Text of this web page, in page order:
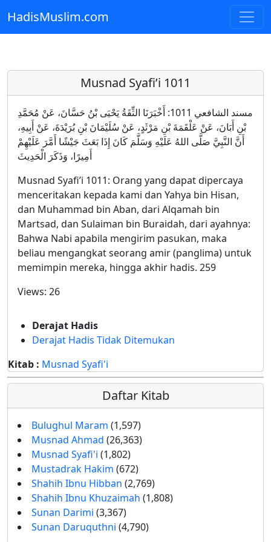
Skip to main content
HadisMuslim.com
Musnad Syafi’i 1011
مسند الشافعي 1011: أَخْبَرَنَا الثِّقَةُ يَحْيَى بْنُ حَسَّانَ، عَنْ مُحَمَّدِ
بْنِ أَبَانَ، عَنْ عَلْقَمَةَ بْنِ مَرْثَدٍ، عَنْ سُلَيْمَانَ بْنِ بُرَيْدَةَ، عَنْ أَبِيهِ،
أَنَّ النَّبِيَّ صَلَّى اللهُ عَلَيْهِ وَسَلَّمَ كَانَ إِذَا بَعَثَ جَيْشًا أَمَّرَ عَلَيْهِمْ
أَمِيرًا، وَذَكَرَ الْحَدِيثَ
Musnad Syafi’i 1011: Orang yang dapat dipercaya
menceritakan kepada kami dan Yahya bin Hisan,
dan Muhammad bin Aban, dari Alqamah bin
Martsad, dan Sulaiman bin Buraidah, dari ayahnya:
Bahwa Nabi apabila mengirim pasukan, maka
beliau mengangkat seorang amir (panglima) untuk
memimpin mereka, hingga akhir hadis. 259
Views: 26
Derajat Hadis
Derajat Hadis Tidak Ditemukan
Kitab : Musnad Syafi'i
Daftar Kitab
Bulughul Maram (1,597)
Musnad Ahmad (26,363)
Musnad Syafi'i (1,802)
Mustadrak Hakim (672)
Shahih Ibnu Hibban (2,769)
Shahih Ibnu Khuzaimah (1,808)
Sunan Darimi (3,367)
Sunan Daruquthni (4,790)